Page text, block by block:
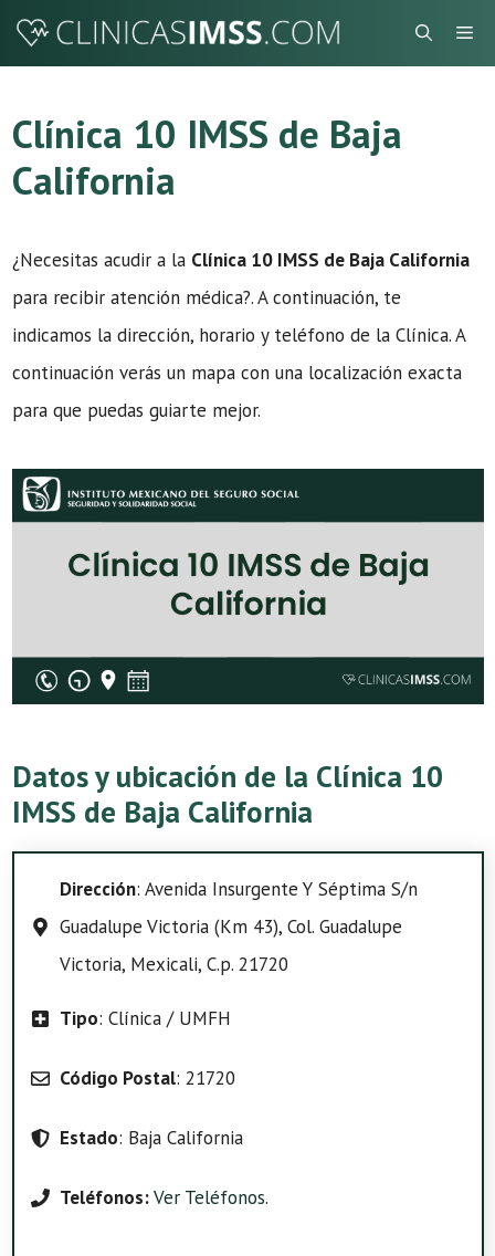
Saltar
Clínica 10 IMSS de Baja
California
¿Necesitas acudir a la Clínica 10 IMSS de Baja California
para recibir atención médica?. A continuación, te
indicamos la dirección, horario y teléfono de la Clínica. A
continuación verás un mapa con una localización exacta
para que puedas guiarte mejor.
Datos y ubicación de la Clínica 10
IMSS de Baja California
Dirección: Avenida Insurgente Y Séptima S/n
Guadalupe Victoria (Km 43), Col. Guadalupe
Victoria, Mexicali, C.p. 21720
Tipo: Clínica / UMFH
Código Postal: 21720
Estado: Baja California
Teléfonos:Ver Teléfonos.